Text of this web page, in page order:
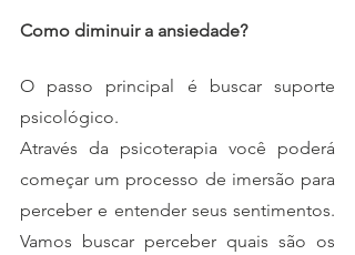
Como diminuir a ansiedade?
O passo principal é buscar suporte
psicológico.
Através da psicoterapia você poderá
começar um processo de imersão para
perceber e entender seus sentimentos.
Vamos buscar perceber quais são os